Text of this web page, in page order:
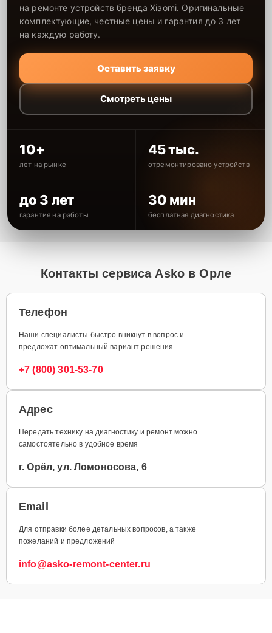
на ремонте устройств бренда Xiaomi. Оригинальные
комплектующие, честные цены и гарантия до 3 лет
на каждую работу.
Оставить заявку
Смотреть цены
10+
лет на рынке
45 тыс.
отремонтировано устройств
до 3 лет
гарантия на работы
30 мин
бесплатная диагностика
Контакты сервиса Asko в Орле
Телефон
Наши специалисты быстро вникнут в вопрос и
предложат оптимальный вариант решения
+7 (800) 301-53-70
Адрес
Передать технику на диагностику и ремонт можно
самостоятельно в удобное время
г. Орёл, ул. Ломоносова, 6
Email
Для отправки более детальных вопросов, а также
пожеланий и предложений
info@asko-remont-center.ru